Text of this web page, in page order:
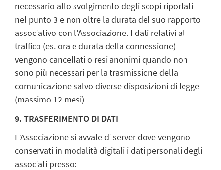
necessario allo svolgimento degli scopi riportati
nel punto 3 e non oltre la durata del suo rapporto
associativo con l’Associazione. I dati relativi al
traffico (es. ora e durata della connessione)
vengono cancellati o resi anonimi quando non
sono più necessari per la trasmissione della
comunicazione salvo diverse disposizioni di legge
(massimo 12 mesi).
9. TRASFERIMENTO DI DATI
L’Associazione si avvale di server dove vengono
conservati in modalità digitali i dati personali degli
associati presso: